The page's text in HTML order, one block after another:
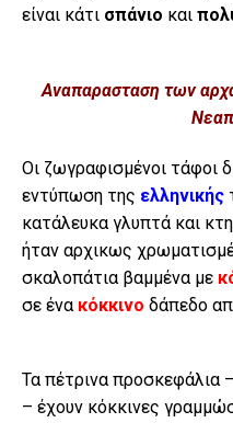
είναι κάτι σπάνιο και
Αναπαρασταση των
Οι ζωγραφισμένοι τάφοι
εντύπωση της ελληνικής
κατάλευκα γλυπτά και
ήταν αρχικως
σκαλοπάτια βαμμένα με
σε ένα κόκκινο δάπεδο
Τα πέτρινα προσκεφάλια
– έχουν κόκκινες